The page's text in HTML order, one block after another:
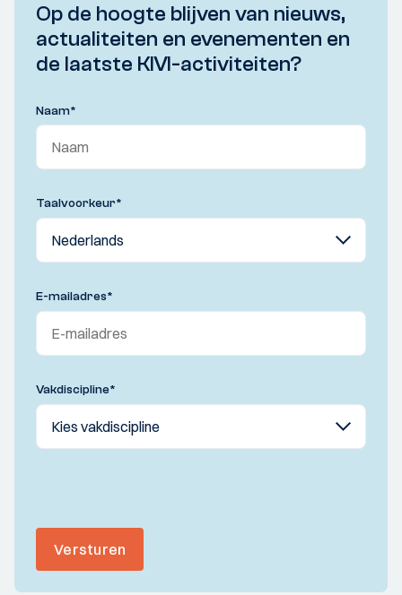
Op de hoogte blijven van nieuws,
actualiteiten en evenementen en
de laatste KIVI-activiteiten?
Naam*
Taalvoorkeur*
E-mailadres*
Vakdiscipline*
Versturen